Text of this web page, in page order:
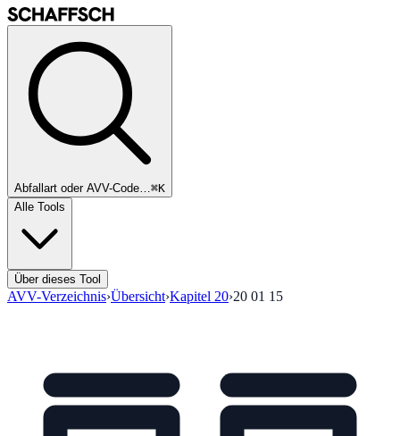
Abfallart oder AVV-Code…⌘K
Alle Tools
Über dieses Tool
AVV-Verzeichnis›Übersicht›Kapitel 20›20 01 15